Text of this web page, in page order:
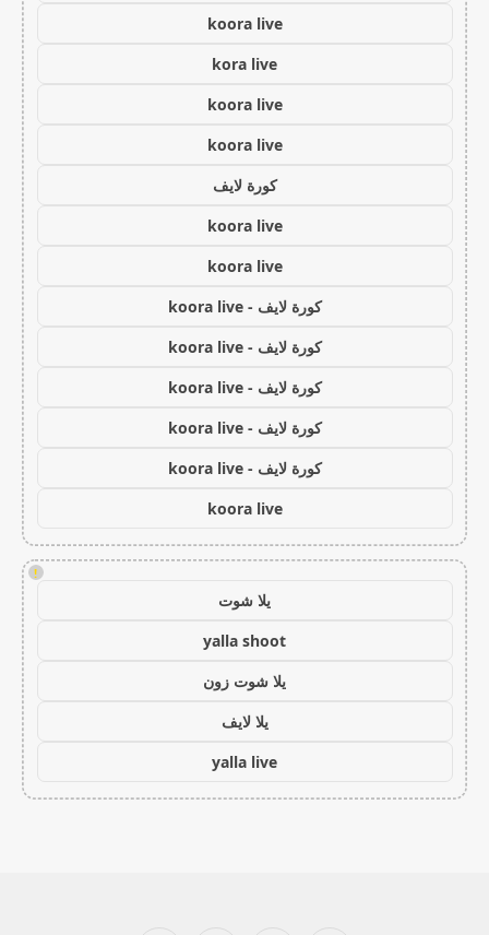
koora live
kora live
koora live
koora live
كورة لايف
koora live
koora live
كورة لايف - koora live
كورة لايف - koora live
كورة لايف - koora live
كورة لايف - koora live
كورة لايف - koora live
koora live
!
يلا شوت
yalla shoot
يلا شوت زون
يلا لايف
yalla live